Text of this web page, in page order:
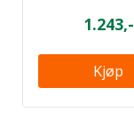
1.243,-
Kjøp